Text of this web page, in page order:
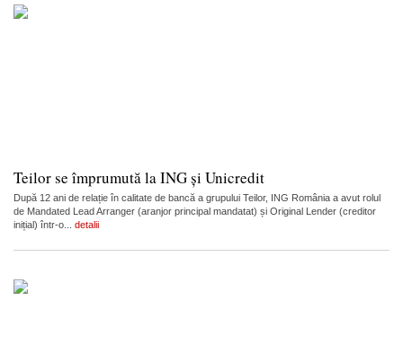
Teilor se împrumută la ING și Unicredit
După 12 ani de relație în calitate de bancă a grupului Teilor, ING România a avut rolul
de Mandated Lead Arranger (aranjor principal mandatat) și Original Lender (creditor
inițial) într-o... detalii